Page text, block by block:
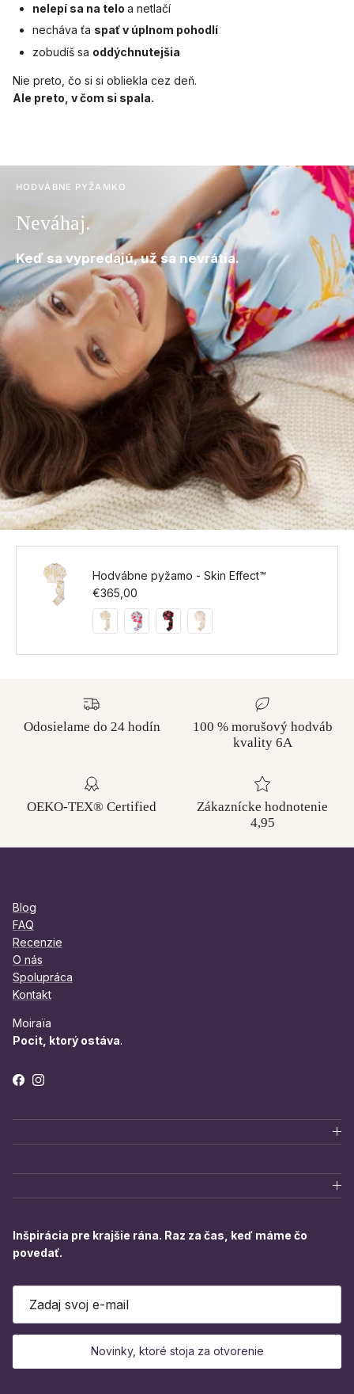
nelepí sa na teloa netlačí
necháva ťa spať v úplnom pohodlí
zobudíš sa oddýchnutejšia
Nie preto, čo si si obliekla cez deň.
Ale preto, v čom si spala.
HODVÁBNE PYŽAMKO
Neváhaj.
Keď sa vypredajú, už sa nevrátia.
Hodvábne pyžamo - Skin Effect™
Bežná cena
€365,00
Odosielame do 24 hodín
100 % morušový hodváb
kvality 6A
OEKO-TEX® Certified
Zákaznícke hodnotenie
4,95
Blog
FAQ
Recenzie
O nás
Spolupráca
Kontakt
Moiraïa
Pocit, ktorý ostáva.
Facebook
Instagram
Inšpirácia pre krajšie rána. Raz za čas, keď máme čo
povedať.
Novinky, ktoré stoja za otvorenie